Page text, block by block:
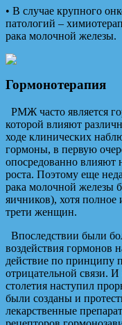
• В случае крупного
патологий –
рака молочной железы.
Гормонотерапия
РМЖ часто является
которой влияют
ходе клинических
гормоны, в первую
опосредованно влияют
роста. Поэтому еще
рака молочной железы
яичников), хотя полное
трети женщин.
Впоследствии были
воздействия гормонов
действие по принципу
отрицательной связи.
столетия наступил
были созданы и
лекарственные